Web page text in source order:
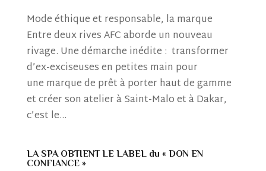
Mode éthique et responsable, la marque
Entre deux rives AFC aborde un nouveau
rivage. Une démarche inédite : transformer
d’ex-exciseuses en petites main pour
une marque de prêt à porter haut de gamme
et créer son atelier à Saint-Malo et à Dakar,
c’est le...
LA SPA OBTIENT LE LABEL du « DON EN
CONFIANCE »